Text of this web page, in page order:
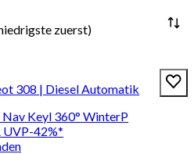
zuerst)
308 | Diesel Automatik
Keyl 360° WinterP
UVP-42%*